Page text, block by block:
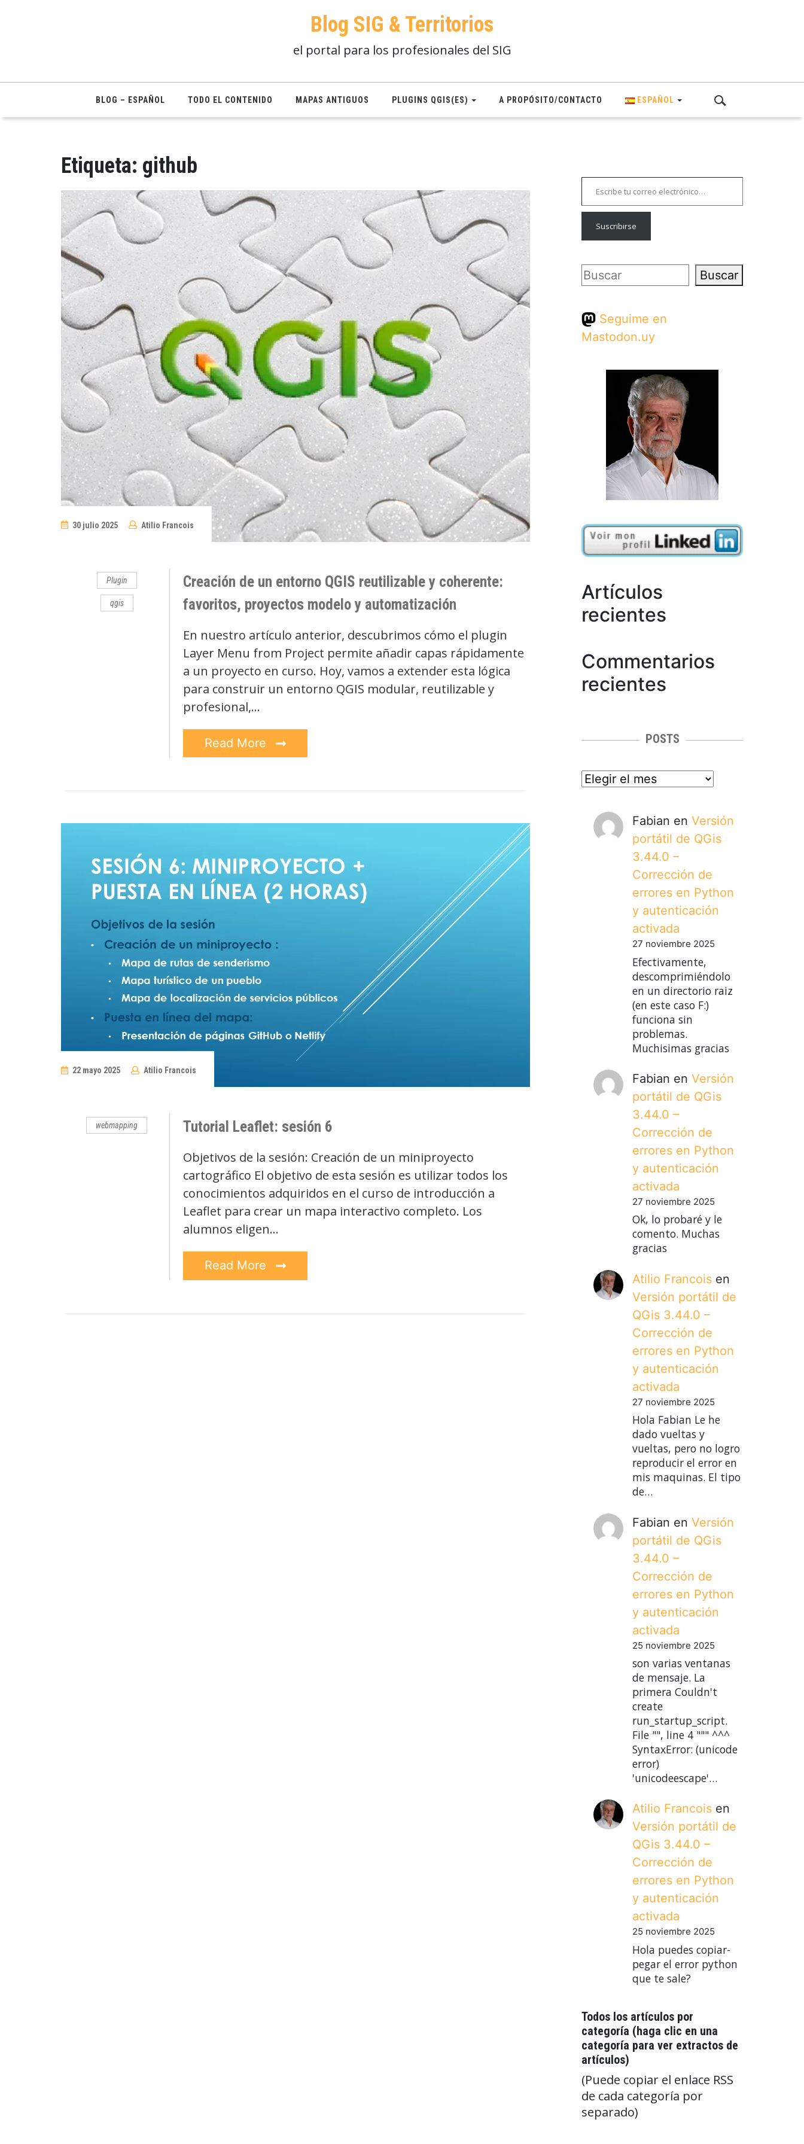
Blog SIG & Territorios
el portal para los profesionales del SIG
BLOG – ESPAÑOL TODO EL CONTENIDO MAPAS ANTIGUOS PLUGINS QGIS(ES) A PROPÓSITO/CONTACTO ESPAÑOL
Etiqueta: github
30 julio 2025 Atilio Francois
No
Comments
Plugin
qgis
Creación de un entorno QGIS reutilizable y coherente:
favoritos, proyectos modelo y automatización
En nuestro artículo anterior, descubrimos cómo el plugin
Layer Menu from Project permite añadir capas rápidamente
a un proyecto en curso. Hoy, vamos a extender esta lógica
para construir un entorno QGIS modular, reutilizable y
profesional,…
Read More
22 mayo 2025 Atilio Francois
webmapping Tutorial Leaflet: sesión 6
Objetivos de la sesión: Creación de un miniproyecto
cartográfico El objetivo de esta sesión es utilizar todos los
conocimientos adquiridos en el curso de introducción a
Leaflet para crear un mapa interactivo completo. Los
alumnos eligen…
Read More
Escribe tu correo electrónico…
Suscribirse
Buscar Buscar
Seguime en
Mastodon.uy
Artículos
recientes
Commentarios
recientes
POSTS
posts
Fabian en Versión
portátil de QGis
3.44.0 –
Corrección de
errores en Python
y autenticación
activada
27 noviembre 2025
Efectivamente,
descomprimiéndolo
en un directorio raiz
(en este caso F:)
funciona sin
problemas.
Muchisimas gracias
Fabian en Versión
portátil de QGis
3.44.0 –
Corrección de
errores en Python
y autenticación
activada
27 noviembre 2025
Ok, lo probaré y le
comento. Muchas
gracias
Atilio Francois en
Versión portátil de
QGis 3.44.0 –
Corrección de
errores en Python
y autenticación
activada
27 noviembre 2025
Hola Fabian Le he
dado vueltas y
vueltas, pero no logro
reproducir el error en
mis maquinas. El tipo
de…
Fabian en Versión
portátil de QGis
3.44.0 –
Corrección de
errores en Python
y autenticación
activada
25 noviembre 2025
son varias ventanas
de mensaje. La
primera Couldn't
create
run_startup_script.
File "", line 4 """ ^^^
SyntaxError: (unicode
error)
'unicodeescape'…
Atilio Francois en
Versión portátil de
QGis 3.44.0 –
Corrección de
errores en Python
y autenticación
activada
25 noviembre 2025
Hola puedes copiar-
pegar el error python
que te sale?
Todos los artículos por
categoría (haga clic en una
categoría para ver extractos de
artículos)
(Puede copiar el enlace RSS
de cada categoría por
separado)